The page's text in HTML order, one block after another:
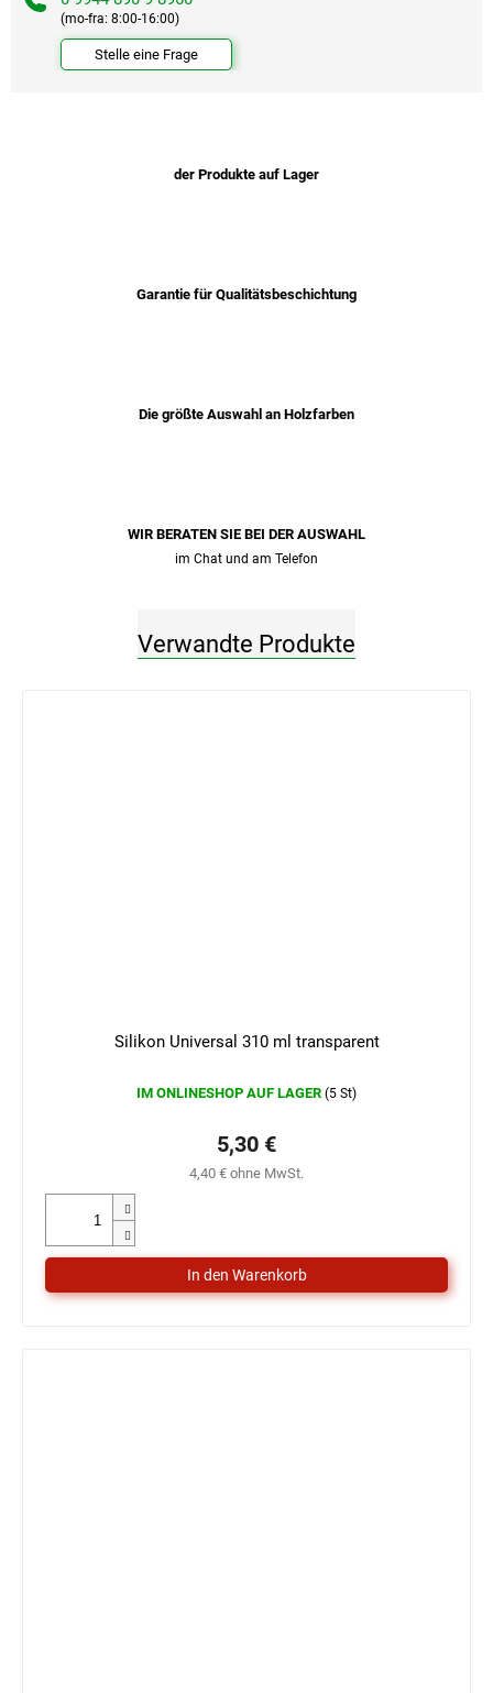
(mo-fra: 8:00-16:00)
Stelle eine Frage
der Produkte auf Lager
Garantie für Qualitätsbeschichtung
Die größte Auswahl an Holzfarben
WIR BERATEN SIE BEI ​​DER AUSWAHL
im Chat und am Telefon
Verwandte Produkte
Silikon Universal 310 ml transparent
IM ONLINESHOP AUF LAGER (5 St)
4,40 € ohne MwSt.
5,30 €